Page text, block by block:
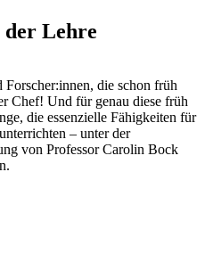
Lehre
die schon früh
Chef! Und für genau diese früh
die essenzielle Fähigkeiten für
– unter der
von Professor Carolin Bock